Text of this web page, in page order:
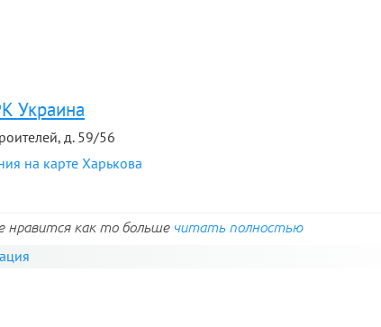
Украина
д. 59/56
на карте Харькова
нравится как то больше читать полностью